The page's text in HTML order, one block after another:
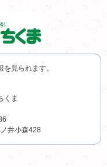
を見られます。
くま
井小森428